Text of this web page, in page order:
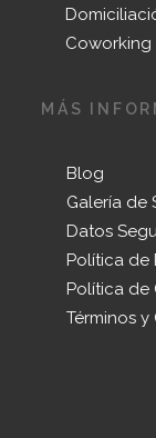
Coworking
MÁS
Blog
Galería de
Datos
Política de
Política de
Términos